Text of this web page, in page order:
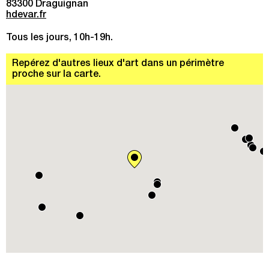
Avec la participation de musées nationaux et
internationaux, dont le Musée Larco et le Museo de Arte
de Lima, le British Museum et le musée du Quai Branly-
Jacques Chirac
83300 Draguignan
hdevar.fr
Tous les jours, 10h-19h.
Repérez d'autres lieux d'art dans un périmètre
proche sur la carte.